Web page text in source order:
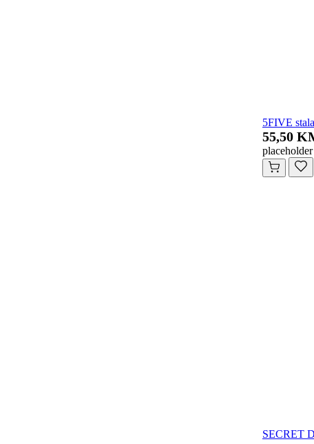
5FIVE
55,50
placeholder
SECRET